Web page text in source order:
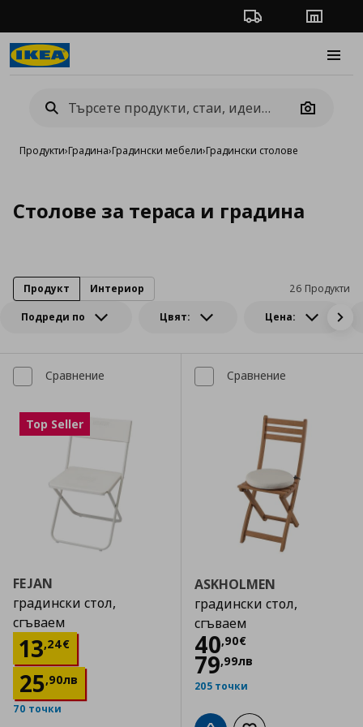
Проследяване на
Camera
Продукти›Градина›Градински мебели›Градински столове
Столове за тераса и градина
Подреди по Цвят: Цена:
26 Продукти
Продукт Интериор
Сравнение
Top Seller
FEJAN
градински стол,
сгъваем
13,24€
Цена
25,90лв
70 точки
Сравнение
ASKHOLMEN
градински стол,
сгъваем
40,90€
Цена
79,99лв
205 точки